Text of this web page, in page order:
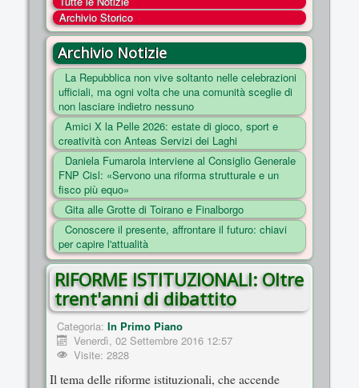
COSA FACCIAMO
ENTI
NOTIZIE
ESSENZIALI
MAPPA DEL SITO
CONVENZIONI
FOTO
SOCIAL
Archivio Storico
Archivio Notizie
La Repubblica non vive soltanto nelle celebrazioni
ufficiali, ma ogni volta che una comunità sceglie di
non lasciare indietro nessuno
Amici X la Pelle 2026: estate di gioco, sport e
creatività con Anteas Servizi dei Laghi
Daniela Fumarola interviene al Consiglio Generale
FNP Cisl: «Servono una riforma strutturale e un
fisco più equo»
Gita alle Grotte di Toirano e Finalborgo
Conoscere il presente, affrontare il futuro: chiavi
per capire l'attualità
RIFORME ISTITUZIONALI: Oltre
trent'anni di dibattito
Categoria: In Primo Piano
Venerdì, 02 Settembre 2016 12:57
Visite: 2828
Il tema delle riforme istituzionali, che accende